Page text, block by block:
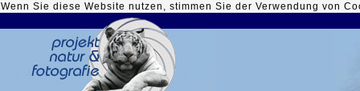
Wenn Sie diese Website nutzen, stimmen Sie der Verwendung von